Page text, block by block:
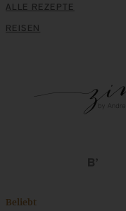
ALLE REZEPTE
REISEN
Beliebt